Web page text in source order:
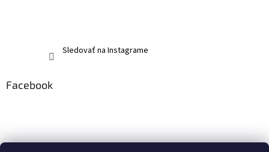
Sledovať na Instagrame
Facebook